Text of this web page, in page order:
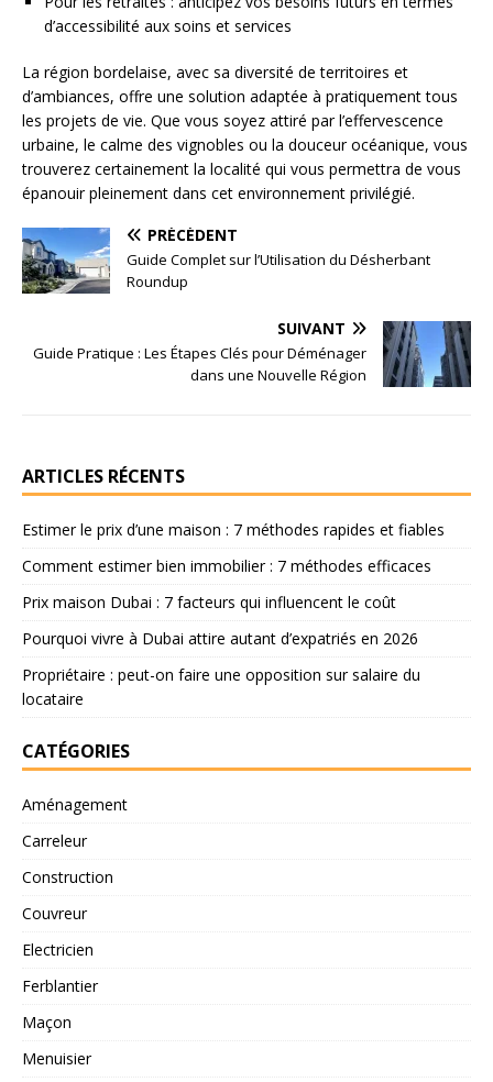
d’accessibilité aux soins et services
La région bordelaise, avec sa diversité de territoires et
d’ambiances, offre une solution adaptée à pratiquement tous
les projets de vie. Que vous soyez attiré par l’effervescence
urbaine, le calme des vignobles ou la douceur océanique, vous
trouverez certainement la localité qui vous permettra de vous
épanouir pleinement dans cet environnement privilégié.
PRÉCÉDENT
Guide Complet sur l’Utilisation du Désherbant
Roundup
SUIVANT
Guide Pratique : Les Étapes Clés pour Déménager
dans une Nouvelle Région
ARTICLES RÉCENTS
Estimer le prix d’une maison : 7 méthodes rapides et fiables
Comment estimer bien immobilier : 7 méthodes efficaces
Prix maison Dubai : 7 facteurs qui influencent le coût
Pourquoi vivre à Dubai attire autant d’expatriés en 2026
Propriétaire : peut-on faire une opposition sur salaire du
locataire
CATÉGORIES
Aménagement
Carreleur
Construction
Couvreur
Electricien
Ferblantier
Maçon
Menuisier